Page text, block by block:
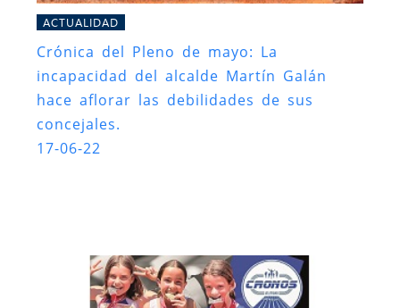
ACTUALIDAD
Crónica del Pleno de mayo: La
incapacidad del alcalde Martín Galán
hace aflorar las debilidades de sus
concejales.
17-06-22